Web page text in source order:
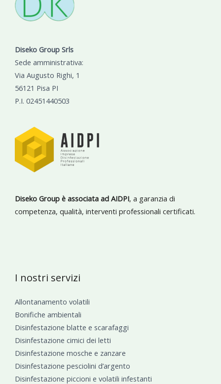
Diseko Group Srls
Sede amministrativa:
Via Augusto Righi, 1
56121 Pisa PI
P.I. 02451440503
Diseko Group è associata ad AIDPI, a garanzia di
competenza, qualità, interventi professionali certificati.
I nostri servizi
Allontanamento volatili
Bonifiche ambientali
Disinfestazione blatte e scarafaggi
Disinfestazione cimici dei letti
Disinfestazione mosche e zanzare
Disinfestazione pesciolini d’argento
Disinfestazione piccioni e volatili infestanti